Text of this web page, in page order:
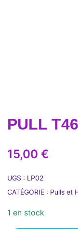
PULL
15,00 €
UGS : LP02
CATÉGORIE : Pulls et
1 en stock